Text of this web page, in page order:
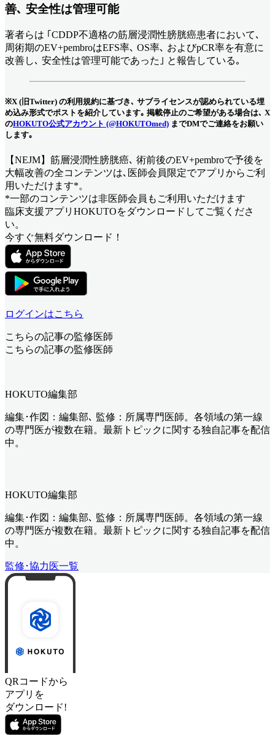
善､ 安全性は管理可能
著者らは ｢CDDP不適格の筋層浸潤性膀胱癌患者において､
周術期のEV+pembroはEFS率､ OS率､ およびpCR率を有意に
改善し､ 安全性は管理可能であった｣ と報告している｡
※X (旧Twitter) の利用規約に基づき､ サブライセンスが認められている埋
め込み形式でポストを紹介しています｡ 掲載停止のご希望がある場合は､ X
のHOKUTO公式アカウント (@HOKUTOmed) までDMでご連絡をお願い
します｡
【NEJM】筋層浸潤性膀胱癌､ 術前後のEV+pembroで予後を
大幅改善の全コンテンツは､医師会員限定でアプリからご利
用いただけます*。
*一部のコンテンツは非医師会員もご利用いただけます
臨床支援アプリHOKUTOをダウンロードしてご覧くださ
い。
今すぐ無料ダウンロード！
ログインはこちら
こちらの記事の監修医師
こちらの記事の監修医師
HOKUTO編集部
編集･作図：編集部､ 監修：所属専門医師。各領域の第一線
の専門医が複数在籍。最新トピックに関する独自記事を配信
中。
HOKUTO編集部
編集･作図：編集部､ 監修：所属専門医師。各領域の第一線
の専門医が複数在籍。最新トピックに関する独自記事を配信
中。
監修･協力医一覧
QRコードから
アプリを
ダウンロード!